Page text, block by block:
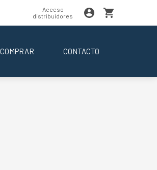
Acceso
distribuidores
CONTACTO